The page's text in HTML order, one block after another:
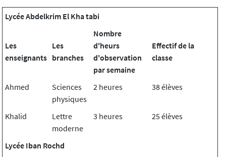
Lycée Abdelkrim El Kha tabi
Les
enseignants
Les
branches
Nombre
d'heurs
d'observation
par semaine
Effectif de la
classe
Ahmed
Sciences
physiques
2 heures 38 élèves
Khalid
Lettre
moderne
3 heures 25 élèves
Lycée Iban Rochd